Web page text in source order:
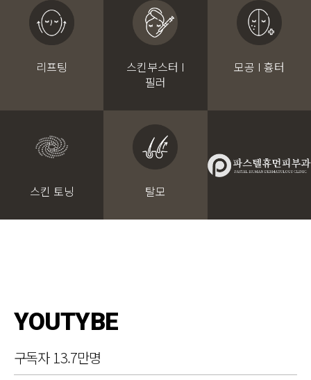
리프팅
스킨부스터 I
필러
모공 I 흉터
스킨 토닝 탈모
YOUTYBE
구독자 13.7만명